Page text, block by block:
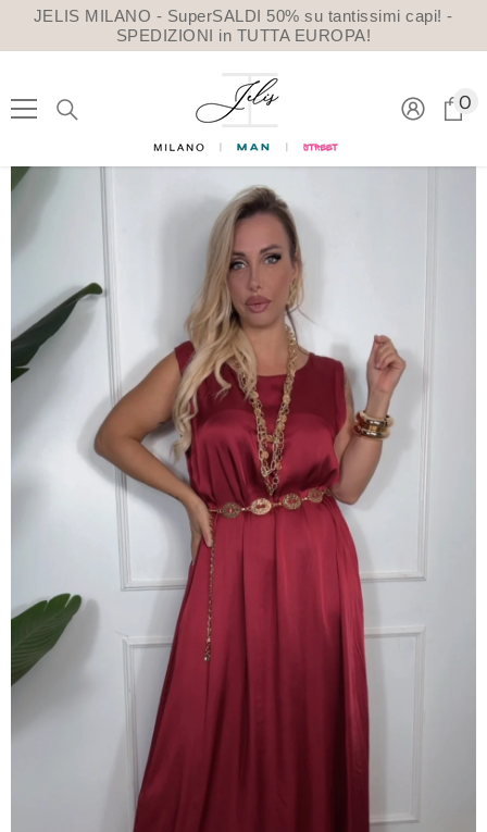
VAI DIRETTAMENTE AI CONTENUTI
JELIS MILANO - SuperSALDI 50% su tantissimi capi! -
SPEDIZIONI in TUTTA EUROPA!
0